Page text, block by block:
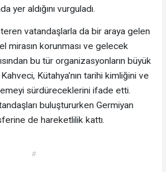
yer aldığını vurguladı.
vatandaşlarla da bir araya gelen
mirasın korunması ve gelecek
bu tür organizasyonların büyük
Kahveci, Kütahya'nın tarihi kimliğini ve
sürdüreceklerini ifade etti.
buluştururken Germiyan
de hareketlilik kattı.
#